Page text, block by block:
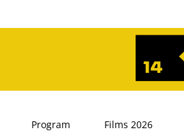
Program Films 2026